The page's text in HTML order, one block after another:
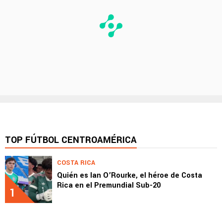
TOP FÚTBOL CENTROAMÉRICA
1
COSTA RICA
Quién es Ian O’Rourke, el héroe de Costa
Rica en el Premundial Sub-20